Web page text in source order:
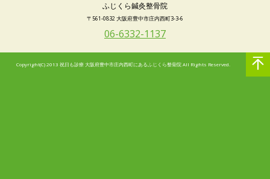
ふじくら鍼灸整骨院
〒561-0832 大阪府豊中市庄内西町3-3-6
06-6332-1137
Copyright(C) 2013 祝日も診療 大阪府豊中市庄内西町にあるふじくら整骨院 All Rights Reserved.